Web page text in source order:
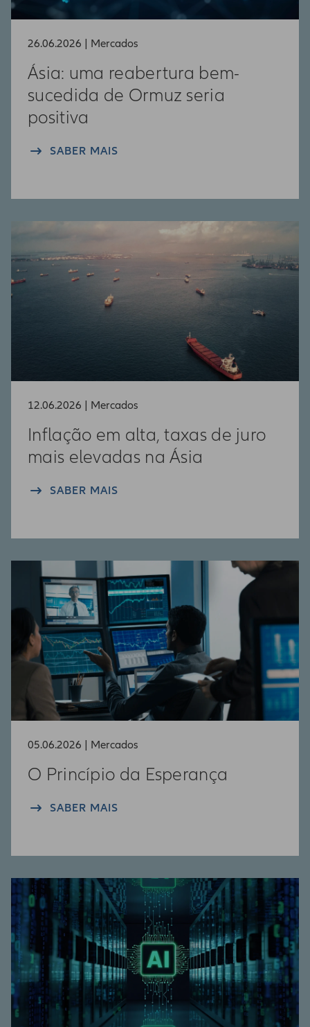
26.06.2026 | Mercados
Ásia: uma reabertura bem-
sucedida de Ormuz seria
positiva
SABER MAIS
12.06.2026 | Mercados
Inflação em alta, taxas de juro
mais elevadas na Ásia
SABER MAIS
05.06.2026 | Mercados
O Princípio da Esperança
SABER MAIS